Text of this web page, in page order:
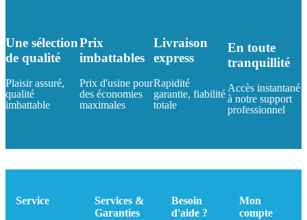
Une sélection
de qualité
Plaisir assuré,
qualité
imbattable
Prix
imbattables
Prix d'usine pour
des économies
maximales
Livraison
express
Rapidité
garantie, fiabilité
totale
En toute
tranquillité
Accès instantané
à notre support
professionnel
Service
Services &
Garanties
Besoin
d'aide ?
Mon
compte